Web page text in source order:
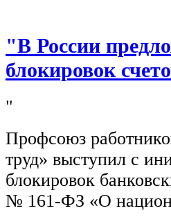
"В России
блокировок
"
Профсоюз
труд» выступил с
блокировок
№ 161-ФЗ «О